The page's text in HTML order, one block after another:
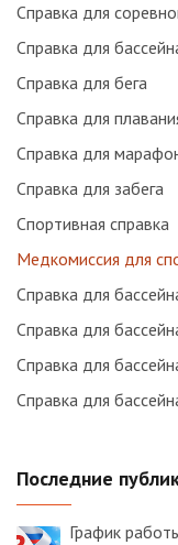
Cправка для
Справка для
Справка для бега
Справка для
Справка для
Справка для забега
Спортивная справка
Медкомиссия для
Справка для
Справка для
Справка для
Справка для
Последние
График